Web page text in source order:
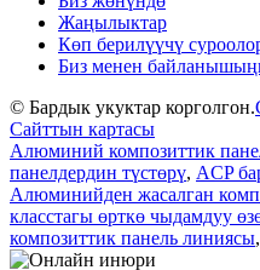
Жаңылыктар
Көп берилүүчү
Биз менен
© Бардык укуктар корголгон.
Сайттын картасы
Алюминий композиттик
панелдердин түстөрү, ACP
Алюминийден жасалган
класстагы өрткө чыдамдуу
композиттик панель линиясы,